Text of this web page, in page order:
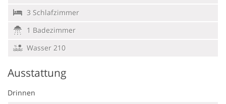
3 Schlafzimmer
1 Badezimmer
Wasser 210
Ausstattung
Drinnen